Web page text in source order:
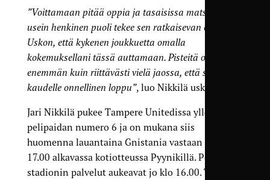
”Voittamaan pitää oppia ja tasaisissa matseissa
usein henkinen puoli tekee sen ratkaisevan eron.
Uskon, että kykenen joukkuetta omalla
kokemuksellani tässä auttamaan. Pisteitä on
enemmän kuin riittävästi vielä jaossa, että saadaan
kaudelle onnellinen loppu”, luo Nikkilä uskoa!
Jari Nikkilä pukee Tampere Unitedissa ylleen
pelipaidan numero 6 ja on mukana siis
huomenna lauantaina Gnistania vastaan klo
17.00 alkavassa kotiotteussa Pyynikillä. Portit ja
stadionin palvelut aukeavat jo klo 16.00. Tule